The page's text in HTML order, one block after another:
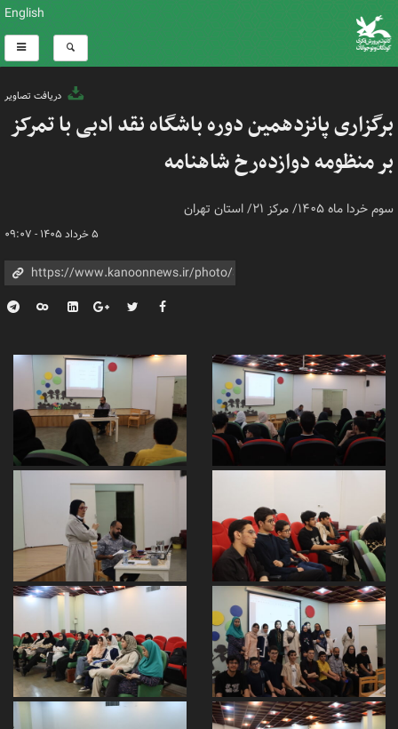
English
دریافت تصاویر
برگزاری پانزدهمین دوره باشگاه نقد ادبی با تمرکز
بر منظومه دوازده‌رخ شاهنامه
سوم خردا ماه ۱۴۰۵/ مرکز ۲۱/ استان تهران
۵ خرداد ۱۴۰۵ - ۰۹:۰۷